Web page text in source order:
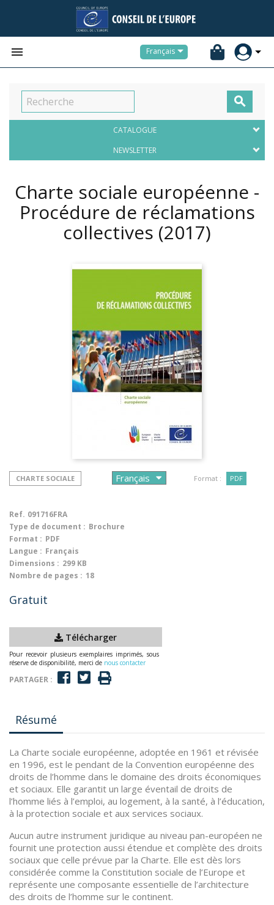
 Français

CATALOGUE
NEWSLETTER
Charte sociale européenne -
Procédure de réclamations
collectives (2017)
CHARTE SOCIALE Format : PDF
Ref. 091716FRA
Type de document : Brochure
Format : PDF
Langue : Français
Dimensions : 299 KB
Nombre de pages : 18
Gratuit
Télécharger
Pour recevoir plusieurs exemplaires imprimés, sous
réserve de disponibilité, merci de nous contacter
PARTAGER :
Résumé
La Charte sociale européenne, adoptée en 1961 et révisée
en 1996, est le pendant de la Convention européenne des
droits de l’homme dans le domaine des droits économiques
et sociaux. Elle garantit un large éventail de droits de
l’homme liés à l’emploi, au logement, à la santé, à l’éducation,
à la protection sociale et aux services sociaux.
Aucun autre instrument juridique au niveau pan-européen ne
fournit une protection aussi étendue et complète des droits
sociaux que celle prévue par la Charte. Elle est dès lors
considérée comme la Constitution sociale de l’Europe et
représente une composante essentielle de l’architecture
des droits de l’homme sur le continent.